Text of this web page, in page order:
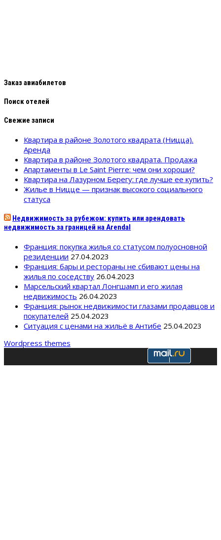
Заказ авиабилетов
Поиск отелей
Свежие записи
Квартира в районе Золотого квадрата (Ницца).
Аренда
Квартира в районе Золотого квадрата. Продажа
Апартаменты в Le Saint Pierre: чем они хороши?
Квартира на Лазурном Берегу: где лучше ее купить?
Жилье в Ницце — признак высокого социального
статуса
Недвижимость за рубежом: купить или арендовать
недвижимость за границей на Arendal
Франция: покупка жилья со статусом полуосновной
резиденции 27.04.2023
Франция: бары и рестораны не сбивают цены на
жилья по соседству 26.04.2023
Марсельский квартал Лонгшамп и его жилая
недвижимость 26.04.2023
Франция: рынок недвижимости глазами продавцов и
покупателей 25.04.2023
Ситуация с ценами на жильё в Антибе 25.04.2023
Wordpress themes